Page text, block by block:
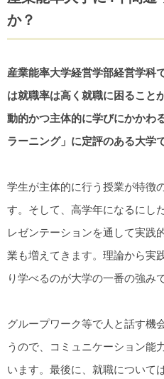
か？
産業能率大学経営学部経営学科
は就職率は高く就職に困ること
動的かつ主体的に学びにかかわ
ラーニング」に定評のある大学
学生が主体的に行う授業が特徴
す。そして、高学年になるにし
レゼンテーションを通して実践
業も増えてきます。理論から実
り学べるのが大学の一番の強み
グループワーク等で人と話す機
うので、コミュニケーション能
います。最後に、就職について